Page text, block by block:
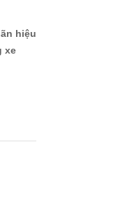
hiệu
xe